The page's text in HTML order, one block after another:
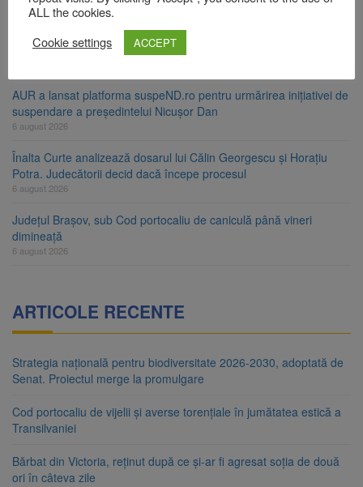
Urmele atelajului i-au condus pe polițiști la cioate. Bărbat prins în
pădure la Ormeniș
AUR a lansat platforma suspeND.ro pentru urmărirea inițiativei de
suspendare a președintelui Nicușor Dan
6 august 2026
Înalta Curte analizează dosarul lui Călin Georgescu și Horațiu
Potra. Judecătorii decid dacă începe procesul
6 august 2026
Județul Brașov, sub Cod portocaliu de caniculă până vineri
dimineață
6 august 2026
ARTICOLE RECENTE
Strategia națională pentru biodiversitate 2026-2030, adoptată de
Senat. Proiectul merge la promulgare
Cod portocaliu de vijelii și averse torențiale în jumătatea estică a
Transilvaniei
Bărbat din Victoria, reținut după ce și-ar fi agresat soția de două
ori în câteva zile
ALL the cookies.
Cookie settings
ACCEPT